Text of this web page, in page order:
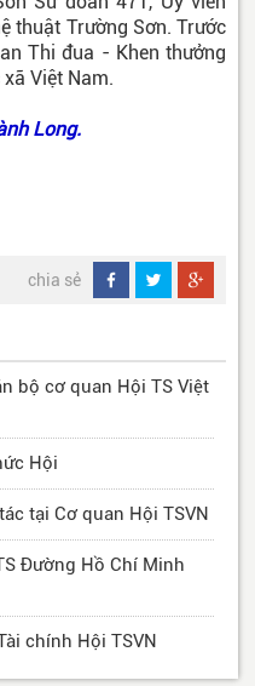
thuật Trường Sơn. Trước
Thi đua - Khen thưởng
Việt Nam.
Long.
chia sẻ
bộ cơ quan Hội TS Việt
Hội
tại Cơ quan Hội TSVN
Đường Hồ Chí Minh
chính Hội TSVN